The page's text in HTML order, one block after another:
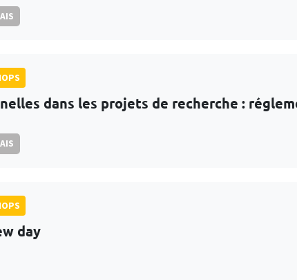
dans les projets de recherche :
day